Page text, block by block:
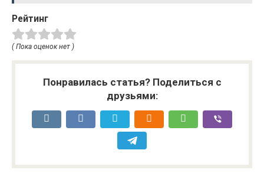
Рейтинг
( Пока оценок нет )
Понравилась статья? Поделиться с
друзьями: